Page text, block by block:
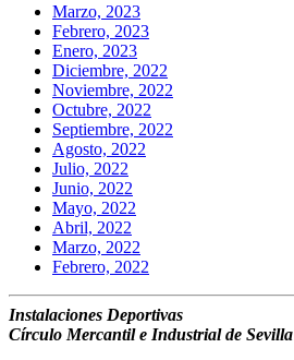
Marzo, 2023
Febrero, 2023
Enero, 2023
Diciembre, 2022
Noviembre, 2022
Octubre, 2022
Septiembre, 2022
Agosto, 2022
Julio, 2022
Junio, 2022
Mayo, 2022
Abril, 2022
Marzo, 2022
Febrero, 2022
Instalaciones Deportivas
Círculo Mercantil e Industrial de Sevilla